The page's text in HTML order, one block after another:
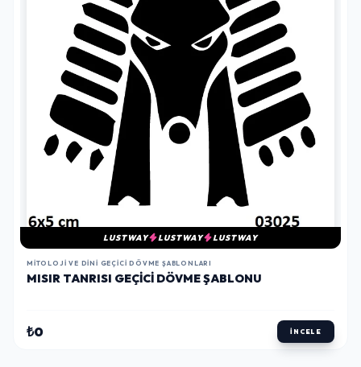
LUSTWAY LUSTWAY LUSTWAY
MITOLOJI VE DINI GEÇICI DÖVME ŞABLONLARI
MISIR TANRISI GEÇICI DÖVME ŞABLONU
₺0 İNCELE